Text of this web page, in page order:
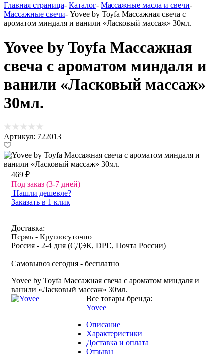
Главная страница- Каталог- Массажные масла и свечи-
Массажные свечи- Yovee by Toyfa Массажная свеча с
ароматом миндаля и ванили «Ласковый массаж» 30мл.
Yovee by Toyfa Массажная
свеча с ароматом миндаля и
ванили «Ласковый массаж»
30мл.
Артикул: 722013
469 ₽
Под заказ (3-7 дней)
Нашли дешевле?
Заказать в 1 клик
Доставка:
Пермь - Круглосуточно
Россия - 2-4 дня (СДЭК, DPD, Почта России)
Самовывоз сегодня - бесплатно
Yovee by Toyfa Массажная свеча с ароматом миндаля и
ванили «Ласковый массаж» 30мл.
Все товары бренда:
Yovee
Описание
Характеристики
Доставка и оплата
Отзывы